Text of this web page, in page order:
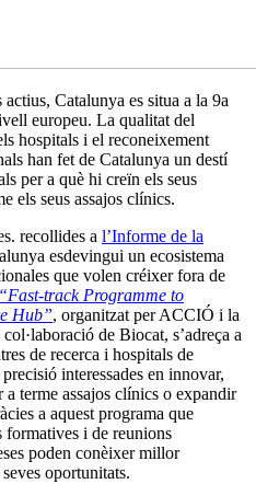
Catalunya es situa a la 9a
europeu. La qualitat del
hospitals i el reconeixement
han fet de Catalunya un destí
per a què hi creïn els seus
els seus assajos clínics.
recollides a l’Informe de la
esdevingui un ecosistema
que volen créixer fora de
“Fast-track Programme to
Hub”, organitzat per ACCIÓ i la
de Biocat, s’adreça a
de recerca i hospitals de
interessades en innovar,
a terme assajos clínics o expandir
a aquest programa que
formatives i de reunions
poden conèixer millor
oportunitats.